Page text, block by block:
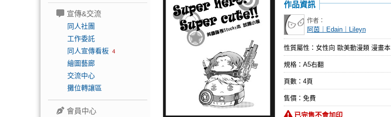
宣傳&交流
同人社團
工作委託
同人宣傳看板 4
繪圖藝廊
交流中心
攤位轉讓區
會員中心
作品資訊
作者：
阿茵｜Edain｜Lileyn
性質屬性：女性向 歐美動漫類 漫畫本
規格：A5右翻
頁數：4頁
售價：免費
已完售不會加印